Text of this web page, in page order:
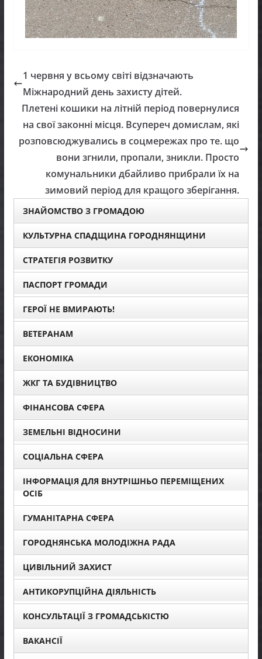
1 червня у всьому світі відзначають
Міжнародний день захисту дітей.
Плетені кошики на літній період повернулися
на свої законні місця. Всупереч домислам, які
розповсюджувались в соцмережах про те. що
вони згнили, пропали, зникли. Просто
комунальники дбайливо прибрали їх на
зимовий період для кращого зберігання.
ЗНАЙОМСТВО З ГРОМАДОЮ
КУЛЬТУРНА СПАДЩИНА ГОРОДНЯНЩИНИ
СТРАТЕГІЯ РОЗВИТКУ
ПАСПОРТ ГРОМАДИ
ГЕРОЇ НЕ ВМИРАЮТЬ!
ВЕТЕРАНАМ
ЕКОНОМІКА
ЖКГ ТА БУДІВНИЦТВО
ФІНАНСОВА СФЕРА
ЗЕМЕЛЬНІ ВІДНОСИНИ
СОЦІАЛЬНА СФЕРА
ІНФОРМАЦІЯ ДЛЯ ВНУТРІШНЬО ПЕРЕМІЩЕНИХ
ОСІБ
ГУМАНІТАРНА СФЕРА
ГОРОДНЯНСЬКА МОЛОДІЖНА РАДА
ЦИВІЛЬНИЙ ЗАХИСТ
АНТИКОРУПЦІЙНА ДІЯЛЬНІСТЬ
КОНСУЛЬТАЦІЇ З ГРОМАДСЬКІСТЮ
ВАКАНСІЇ